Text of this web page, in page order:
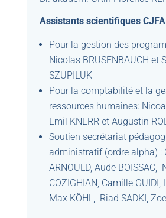
Assistants scientifiques CJFA
Pour la gestion des
Nicolas BRUSENBAUCH et
SZUPILUK
Pour la comptabilité et la
ressources humaines:
Emil KNERR et Augustin
Soutien secrétariat
administratif (ordre alpha) :
ARNOULD, Aude BOISSAC,
COZIGHIAN, Camille GUIDI,
Max KÖHL, Riad SADKI,